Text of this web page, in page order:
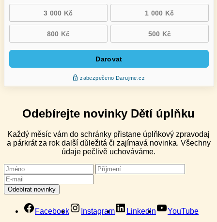
Odebírejte novinky Dětí úplňku
Každý měsíc vám do schránky přistane úplňkový zpravodaj
a párkrát za rok další důležitá či zajímavá novinka. Všechny
údaje pečlivě uchováváme.
Facebook Instagram LinkedIn YouTube